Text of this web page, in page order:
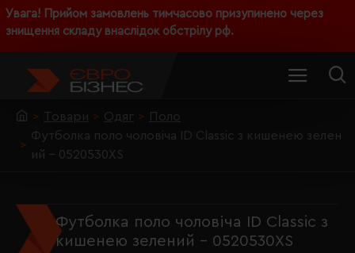
Увага! Прийом замовлень тимчасово призупинено через
знищення складу внаслідок обстрілу рф.
Товари Одяг
Поло
Футболка поло чоловіча ID Classic з кишенею зелен
ий - 0520530XS
Футболка поло чоловіча ID Classic з
кишенею зелений - 0520530XS